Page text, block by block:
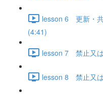
lesson 6 更新・
(4:41)
lesson 7 禁止又
lesson 8 禁止又